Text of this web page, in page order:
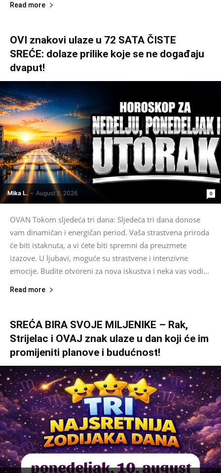
Read more
OVI znakovi ulaze u 72 SATA ČISTE
SREĆE: dolaze prilike koje se ne događaju
dvaput!
Mika L. - August 8, 2026 0
OVAN Tokom sljedeća tri dana: Sljedeća tri dana donose
vam dinamičan i energičan period. Vaša strastvena priroda
će biti istaknuta, a vi ćete biti spremni da preuzmete
izazove. U ljubavi, moguće su strastvene i intenzivne
emocije. Budite otvoreni za nova iskustva i neka vas vodi...
Read more
SREĆA BIRA SVOJE MILJENIKE – Rak,
Strijelac i OVAJ znak ulaze u dan koji će im
promijeniti planove i budućnost!